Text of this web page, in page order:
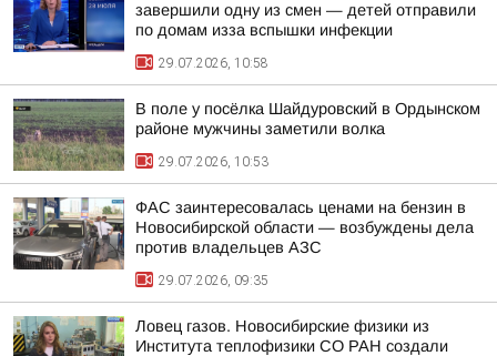
завершили одну из смен — детей отправили
по домам изза вспышки инфекции
29.07.2026, 10:58
В поле у посёлка Шайдуровский в Ордынском
районе мужчины заметили волка
29.07.2026, 10:53
ФАС заинтересовалась ценами на бензин в
Новосибирской области — возбуждены дела
против владельцев АЗС
29.07.2026, 09:35
Ловец газов. Новосибирские физики из
Института теплофизики СО РАН создали